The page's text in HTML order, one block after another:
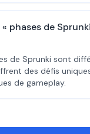
phases de
de Sprunki sont
des défis
de gameplay.